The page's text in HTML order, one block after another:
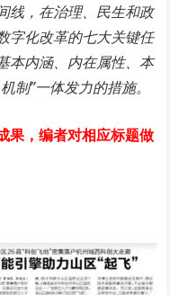
线，在治理、民生和政
字化改革的七大关键任
本内涵、内在属性、本
制”一体发力的措施。
果，编者对相应标题做